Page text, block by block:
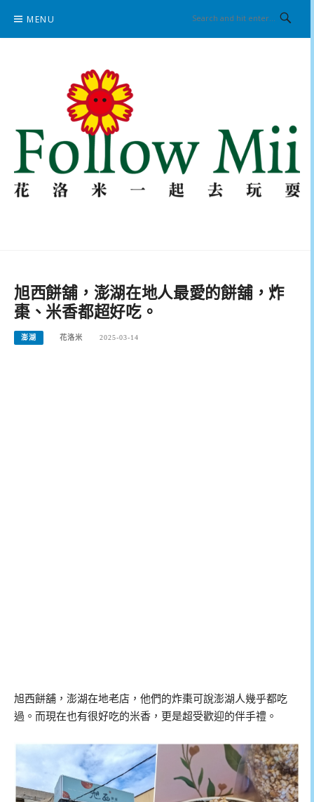
content
MENU
旭西餅舖，澎湖在地人最愛的餅舖，炸
棗、米香都超好吃。
澎湖 花洛米 2025-03-14
旭西餅舖，澎湖在地老店，他們的炸棗可說澎湖人幾乎都吃
過。而現在也有很好吃的米香，更是超受歡迎的伴手禮。